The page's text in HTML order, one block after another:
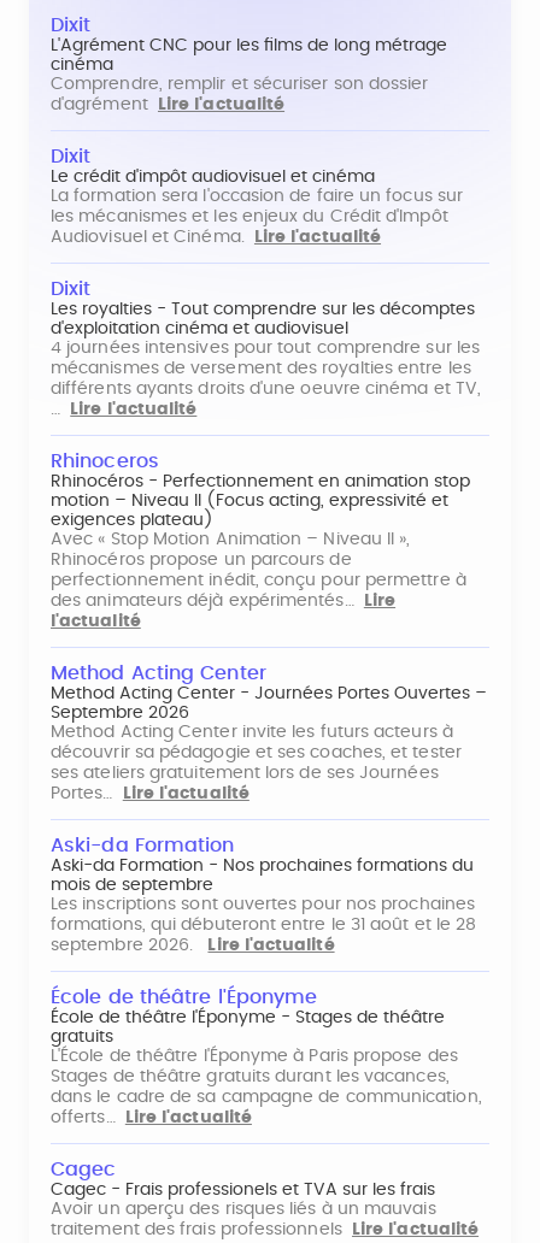
Dixit
L'Agrément CNC pour les films de long métrage
cinéma
Comprendre, remplir et sécuriser son dossier
d'agrément
Lire l'actualité
Dixit
Le crédit d'impôt audiovisuel et cinéma
La formation sera l'occasion de faire un focus sur
les mécanismes et les enjeux du Crédit d'Impôt
Audiovisuel et Cinéma.
Lire l'actualité
Dixit
Les royalties - Tout comprendre sur les décomptes
d'exploitation cinéma et audiovisuel
4 journées intensives pour tout comprendre sur les
mécanismes de versement des royalties entre les
différents ayants droits d'une oeuvre cinéma et TV,
…
Lire l'actualité
Rhinoceros
Rhinocéros - Perfectionnement en animation stop
motion – Niveau II (Focus acting, expressivité et
exigences plateau)
Avec « Stop Motion Animation – Niveau II »,
Rhinocéros propose un parcours de
perfectionnement inédit, conçu pour permettre à
des animateurs déjà expérimentés…
Lire
l'actualité
Method Acting Center
Method Acting Center - Journées Portes Ouvertes –
Septembre 2026
Method Acting Center invite les futurs acteurs à
découvrir sa pédagogie et ses coaches, et tester
ses ateliers gratuitement lors de ses Journées
Portes…
Lire l'actualité
Aski-da Formation
Aski-da Formation - Nos prochaines formations du
mois de septembre
Les inscriptions sont ouvertes pour nos prochaines
formations, qui débuteront entre le 31 août et le 28
septembre 2026.
Lire l'actualité
École de théâtre l'Éponyme
École de théâtre l'Éponyme - Stages de théâtre
gratuits
L'École de théâtre l'Éponyme à Paris propose des
Stages de théâtre gratuits durant les vacances,
dans le cadre de sa campagne de communication,
offerts…
Lire l'actualité
Cagec
Cagec - Frais professionels et TVA sur les frais
Avoir un aperçu des risques liés à un mauvais
traitement des frais professionnels
Lire l'actualité